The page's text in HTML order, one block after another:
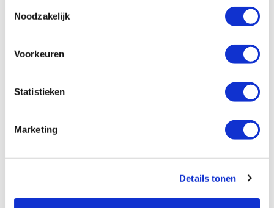
Noodzakelijk
Voorkeuren
Statistieken
Marketing
Details tonen
In stock